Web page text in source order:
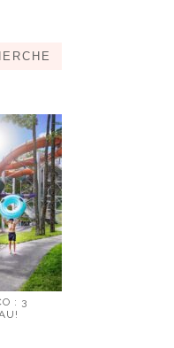
: 3